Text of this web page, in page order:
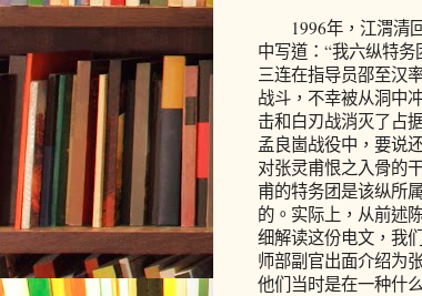
1996年，江渭清回
中写道：“我六纵特
三连在指导员邵至汉
战斗，不幸被从洞中
击和白刃战消灭了占
孟良崮战役中，要说
对张灵甫恨之入骨的
甫的特务团是该纵所
的。实际上，从前述
细解读这份电文，我
师部副官出面介绍为
他们当时是在一种什